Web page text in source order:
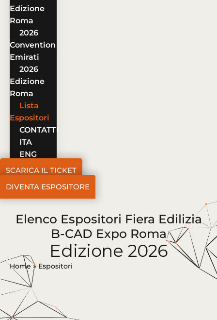
Edizione
Roma
2026
Convention
Emirati
2026
Edizione
Roma
Lista
Espositori
CONTATTI
ITA
ENG
SCARICA IL TICKET
DIVENTA ESPOSITORE
Elenco Espositori Fiera Edilizia
B-CAD Expo Roma
Edizione 2026
Home» Espositori